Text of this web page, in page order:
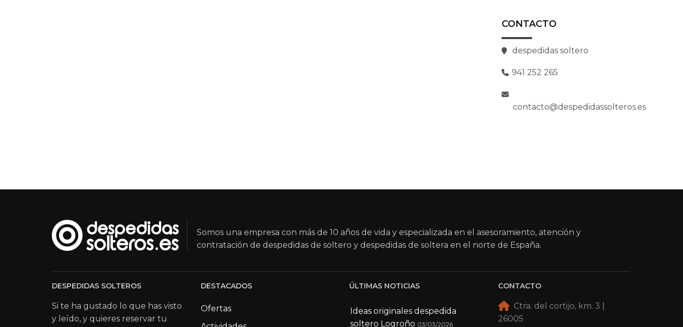
CONTACTO
despedidas soltero
941 252 265
contacto@despedidassolteros.es
Somos una empresa con más de 10 años de vida y especializada en el asesoramiento, atención y
contratación de despedidas de soltero y despedidas de soltera en el norte de España.
DESPEDIDAS SOLTEROS
Si te ha gustado lo que has visto
y leído, y quieres reservar tu
DESTACADOS
Ofertas
ÚLTIMAS NOTICIAS
Ideas originales despedida
soltero Logroño 03/03/2026
CONTACTO
Ctra. del cortijo, km. 3 |
26005